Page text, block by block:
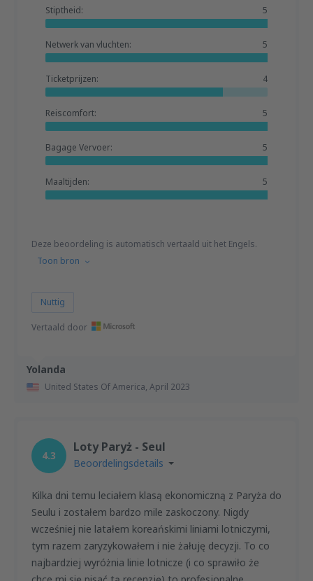
Yolanda
United States Of America, April 2023
Stiptheid: 5
Netwerk van vluchten: 5
Ticketprijzen: 4
Reiscomfort: 5
Bagage Vervoer: 5
Maaltijden: 5
Deze beoordeling is automatisch vertaald uit het Engels.
Toon bron
Nuttig
Vertaald door
4.3
Loty Paryż - Seul
Beoordelingsdetails
Kilka dni temu leciałem klasą ekonomiczną z Paryża do
Seulu i zostałem bardzo mile zaskoczony. Nigdy
wcześniej nie latałem koreańskimi liniami lotniczymi,
tym razem zaryzykowałem i nie żałuję decyzji. To co
najbardziej wyróżnia linie lotnicze (i co sprawiło że